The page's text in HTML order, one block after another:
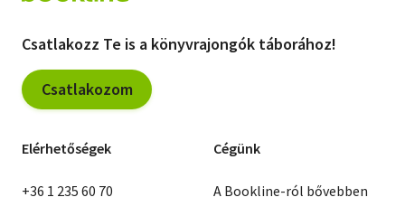
Csatlakozz Te is a könyvrajongók táborához!
Csatlakozom
Elérhetőségek
+36 1 235 60 70
Cégünk
A Bookline-ról bővebben